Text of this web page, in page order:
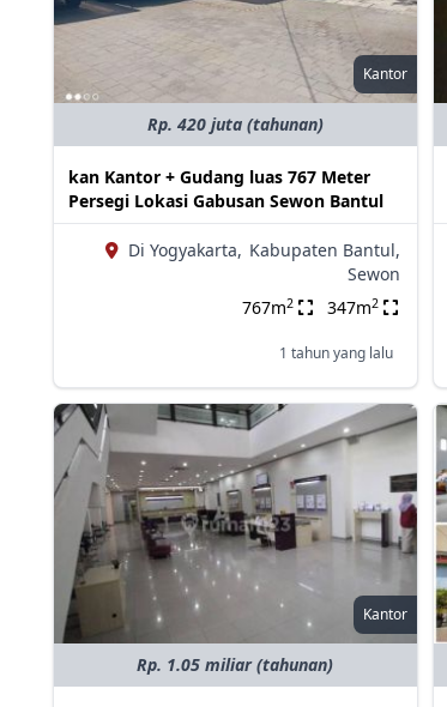
Kantor
Rp. 420 juta (tahunan)
kan Kantor + Gudang luas 767 Meter
Persegi Lokasi Gabusan Sewon Bantul
Di Yogyakarta, Kabupaten Bantul,
Sewon
767m2 347m2
1 tahun yang lalu
Kantor
Rp. 1.05 miliar (tahunan)